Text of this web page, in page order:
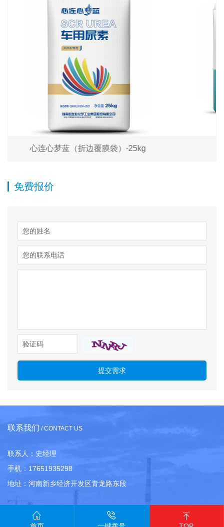
车用尿素原料
免费报价
提交需求
联系我们 / CONTACT US
联系人：史经理
手机：17651935298
地址：河南新乡经济开发区青龙路东段